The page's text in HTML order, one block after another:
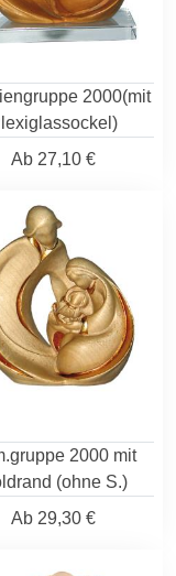
2000(mit
Ab27,10 €
2000 mit
(ohne S.)
Ab29,30 €